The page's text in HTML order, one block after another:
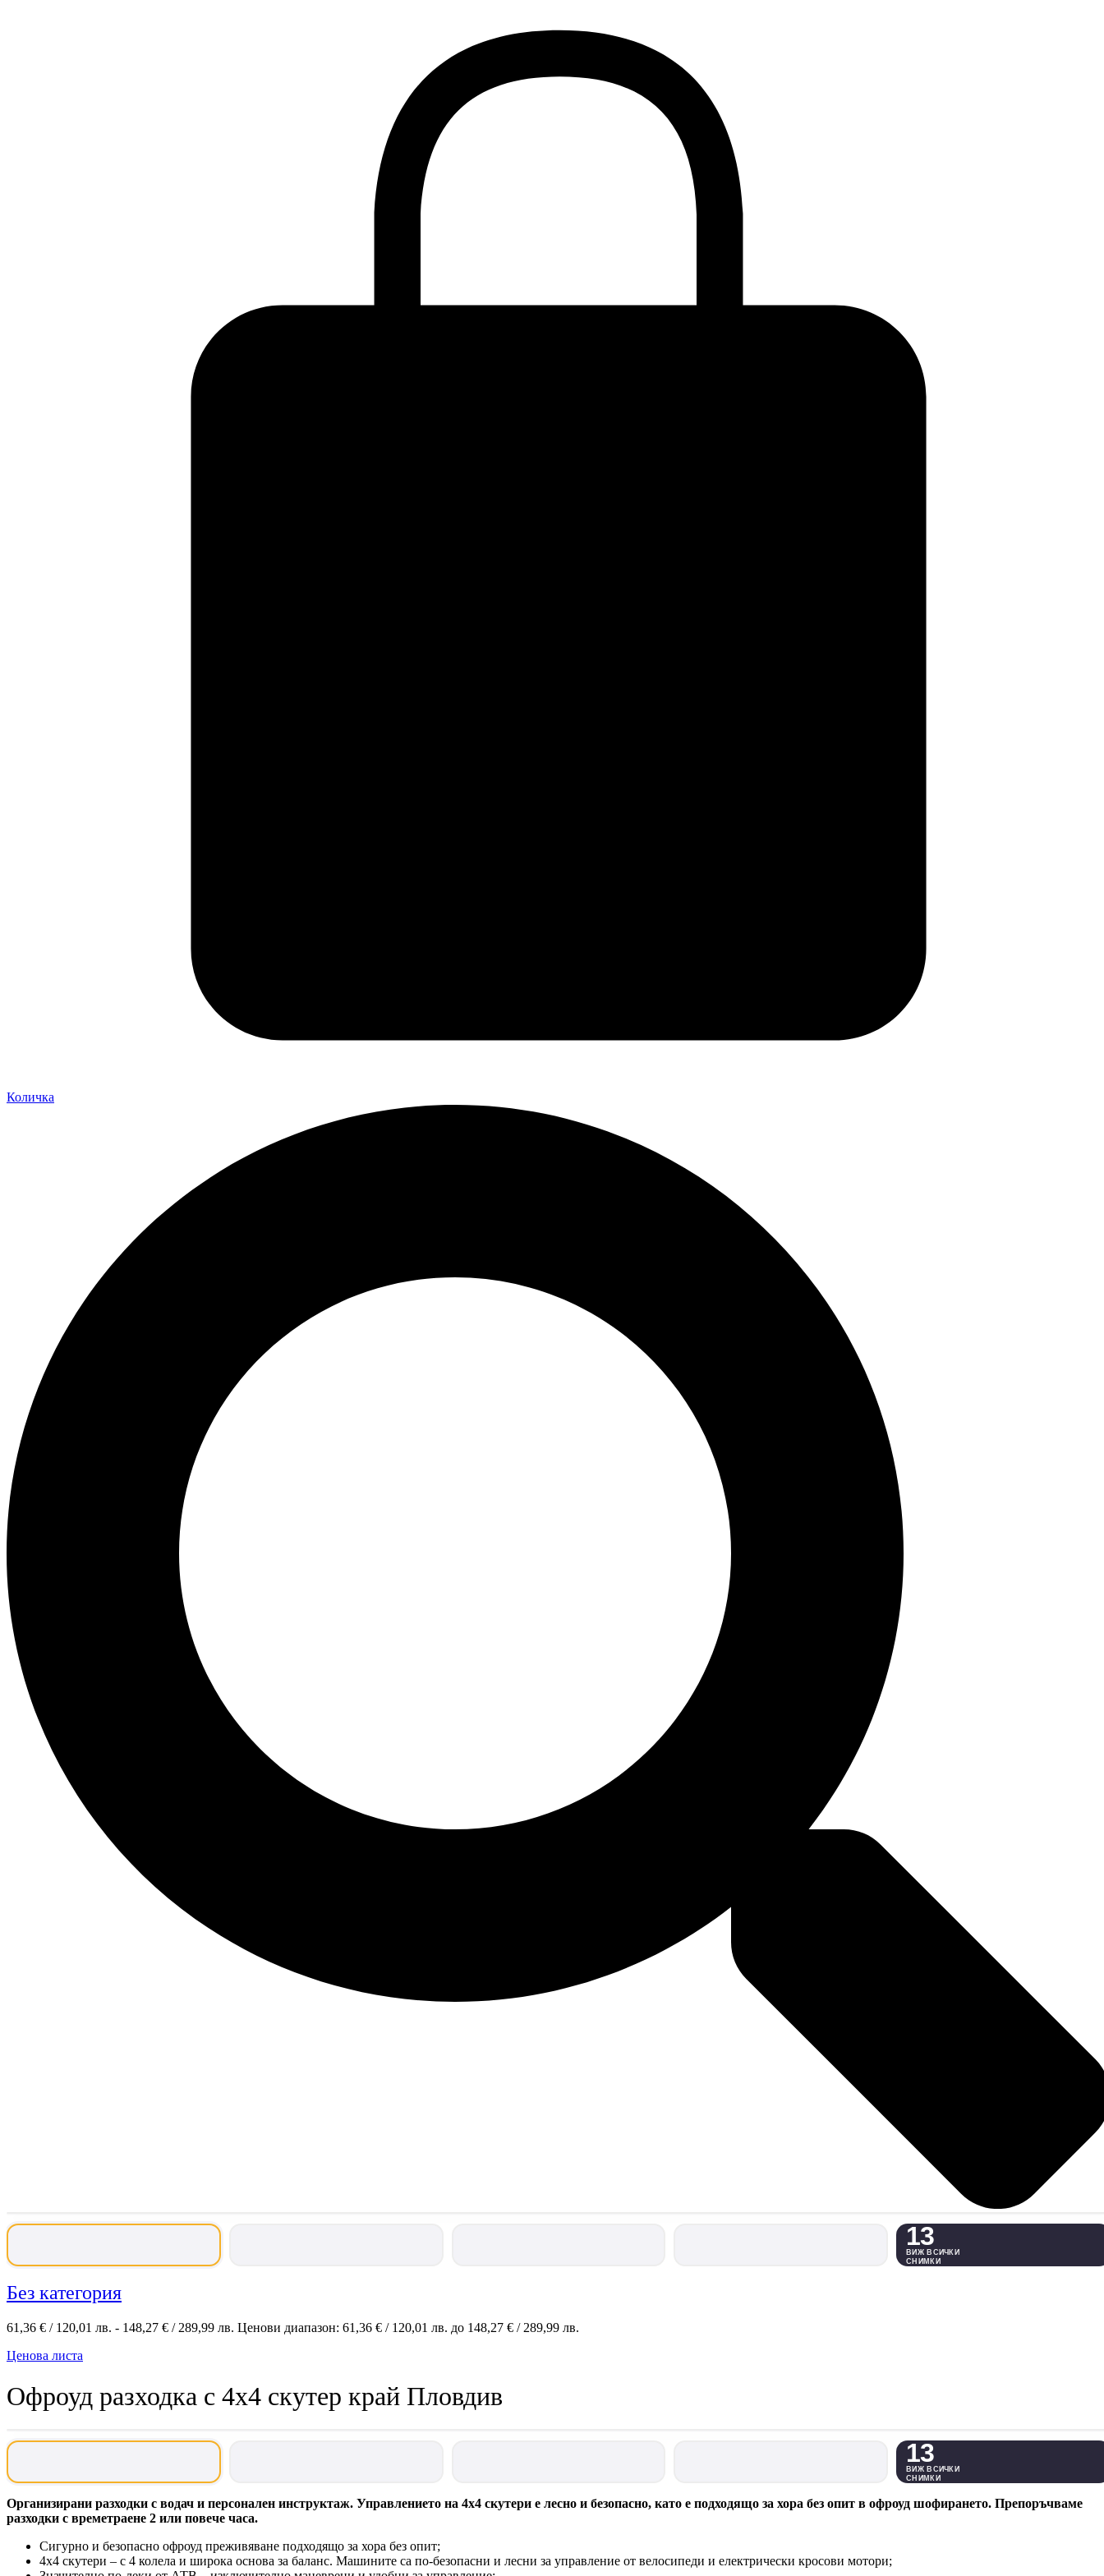
Количка
13
ВИЖ ВСИЧКИ
СНИМКИ
Без категория
61,36 € / 120,01 лв. - 148,27 € / 289,99 лв. Ценови диапазон: 61,36 € / 120,01 лв. до 148,27 € / 289,99 лв.
Ценова листа
Офроуд разходка с 4х4 скутер край Пловдив
13
ВИЖ ВСИЧКИ
СНИМКИ
Организирани разходки с водач и персонален инструктаж. Управлението на 4х4 скутери е лесно и безопасно, като е подходящо за хора без опит в офроуд шофирането. Препоръчваме
разходки с времетраене 2 или повече часа.
Сигурно и безопасно офроуд преживяване подходящо за хора без опит;
4х4 скутери – с 4 колела и широка основа за баланс. Машините са по-безопасни и лесни за управление от велосипеди и електрически кросови мотори;